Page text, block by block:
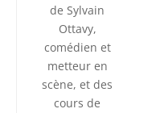
de Sylvain
Ottavy,
comédien et
metteur en
scène, et des
cours de